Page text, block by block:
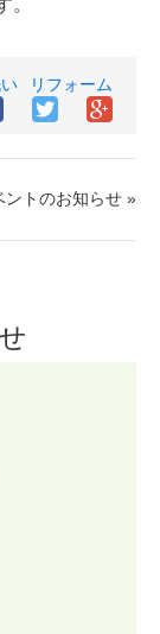
。
リフォーム
Facebook
で
ア
る
Twitter
で
ア
る
シ
す
ントのお知らせ »